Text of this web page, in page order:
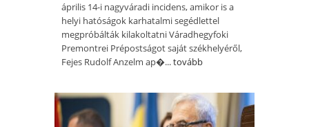
április 14-i nagyváradi incidens, amikor is a
helyi hatóságok karhatalmi segédlettel
megpróbálták kilakoltatni Váradhegyfoki
Premontrei Prépostságot saját székhelyéről,
Fejes Rudolf Anzelm ap�...tovább